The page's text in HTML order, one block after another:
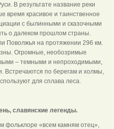
В результате название реки
время красивое и таинственное
с былинными и сказочными
о далеком прошлом страны.
Поволжья на протяжении 296 км.
Огромные, необозримые
– темными и непроходимыми,
Встречаются по берегам и холмы,
для сплава леса.
славянские легенды.
фольклоре «всем камням отец»,